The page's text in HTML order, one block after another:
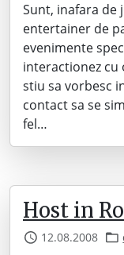
Sunt, inafara de
entertainer de
evenimente
interactionez cu
stiu sa vorbesc
contact sa se
fel…
Host in
12.08.2008